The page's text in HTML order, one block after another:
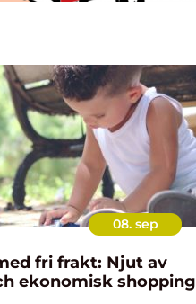
08. sep
fri frakt: Njut av
ekonomisk shopping